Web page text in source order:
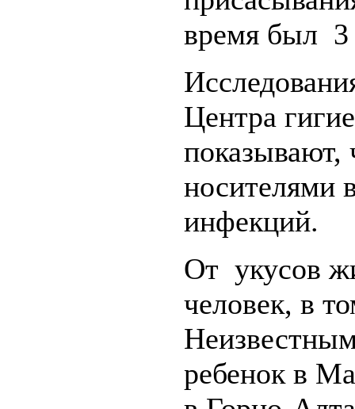
время был 3
Центра
показывают,
носителями
инфекций.
От укусов
человек, в
ребенок в